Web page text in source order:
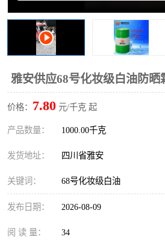
雅安供应68号化妆级白油防晒
价格： 7.80 元/千克 起
产品数量： 1000.00千克
发货地址： 四川省雅安
关键词： 68号化妆级白油
发布日期： 2026-08-09
阅 读 量： 34